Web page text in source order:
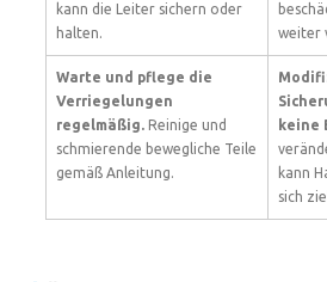
kann die Leiter sichern oder
halten.
weiter
Warte und pflege die
Verriegelungen
regelmäßig. Reinige und
schmierende bewegliche Teile
gemäß Anleitung.
keine
kann
sich